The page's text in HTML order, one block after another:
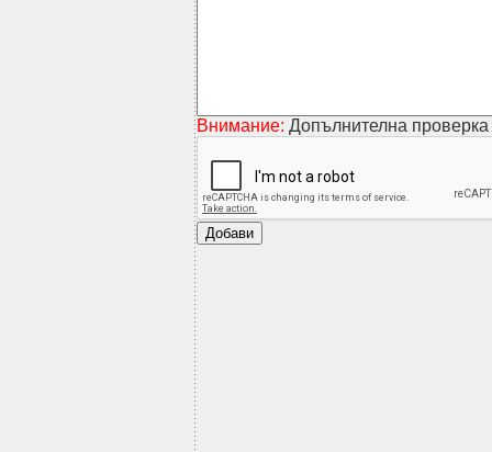
Внимание: Допълнителна проверка